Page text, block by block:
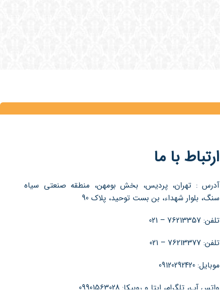
ارتباط با ما
آدرس : تهران، پردیس، بخش بومهن، منطقه صنعتی سیاه
سنگ، بلوار شهداء، بن بست توحید، پلاک 90
تلفن: 76213357 – 021
تلفن: 76213377 – 021
موبایل: 09120292420
واتس آپ، تلگرام، ایتا و روبیکا: 09901563028